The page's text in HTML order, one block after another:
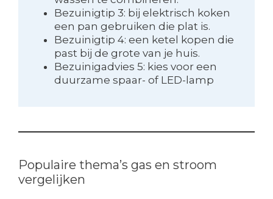
Bezuinigtip 3: bij elektrisch koken
een pan gebruiken die plat is.
Bezuinigtip 4: een ketel kopen die
past bij de grote van je huis.
Bezuinigadvies 5: kies voor een
duurzame spaar- of LED-lamp
Populaire thema’s gas en stroom
vergelijken